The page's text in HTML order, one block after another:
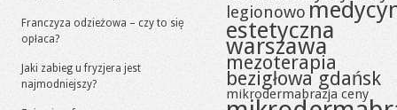
Franczyza odzieżowa – czy to się
opłaca?
Jaki zabieg u fryzjera jest
najmodniejszy?
legionowo
estetyczna
warszawa
mezoterapia
bezigłowa gdańsk
mikrodermabrazja ceny